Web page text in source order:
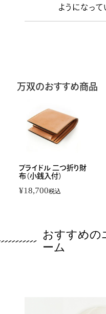
ようになって
万双のおすすめ商品
ブライドル 二つ折り財
布（小銭入付）
¥18,700税込
おすすめの
ーム